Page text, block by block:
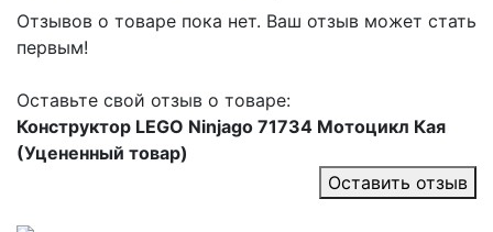
Отзывов о товаре пока нет. Ваш отзыв может стать
первым!
Оставьте свой отзыв о товаре:
Конструктор LEGO Ninjago 71734 Мотоцикл Кая
(Уцененный товар)
Оставить отзыв